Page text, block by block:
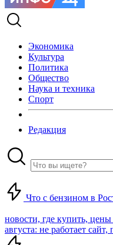
Экономика
Культура
Политика
Общество
Наука и техника
Спорт
Редакция
Что с бензином в
новости, где купить, цены
августа: не работает